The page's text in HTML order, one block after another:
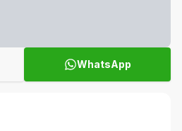
WhatsApp